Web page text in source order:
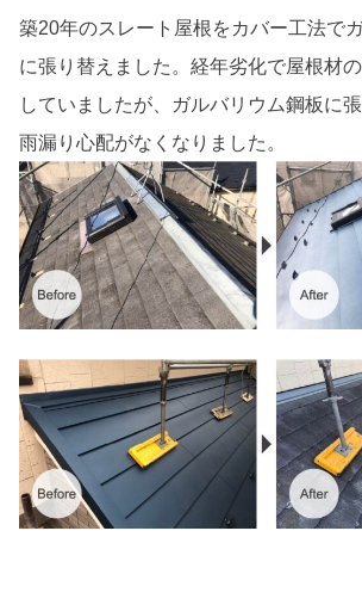
築20年のスレート屋根をカバー工法で
に張り替えました。経年劣化で屋根材
していましたが、ガルバリウム鋼板に
雨漏り心配がなくなりました。